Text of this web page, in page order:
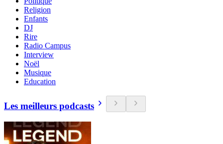
Religion
Enfants
DJ
Rire
Radio Campus
Interview
Noël
Musique
Education
Les meilleurs podcasts